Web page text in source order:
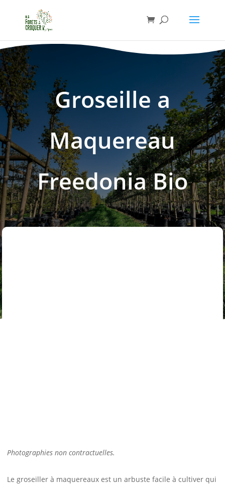
Groseille a
Maquereau
Freedonia Bio
Photographies non contractuelles.
Le groseiller à maquereaux est un arbuste facile à cultiver qui